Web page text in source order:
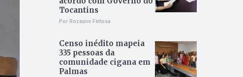
Tocantins
Por Rozeane Feitosa
Censo inédito mapeia
335 pessoas da
comunidade cigana em
Palmas